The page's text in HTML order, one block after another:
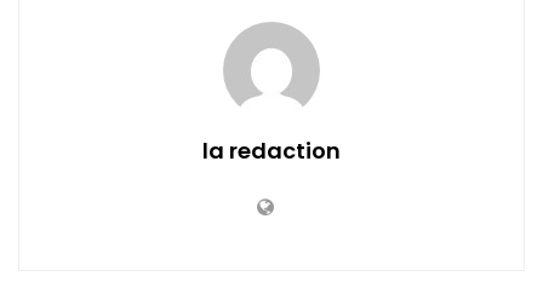
la redaction